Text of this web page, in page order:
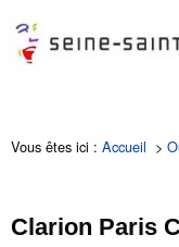
Vous êtes ici : Accueil >
Clarion Paris